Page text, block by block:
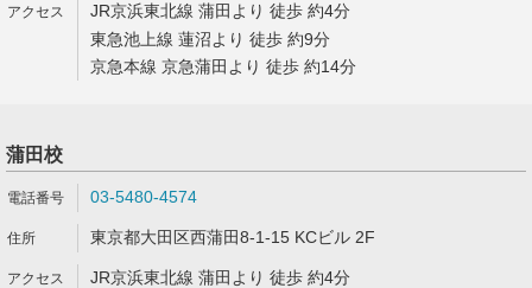
JR京浜東北線 蒲田より 徒歩 約4分
東急池上線 蓮沼より 徒歩 約9分
京急本線 京急蒲田より 徒歩 約14分
蒲田校
03-5480-4574
東京都大田区西蒲田8-1-15 KCビル 2F
JR京浜東北線 蒲田より 徒歩 約4分